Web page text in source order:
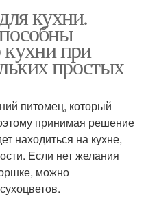
кухни.
кухни при
простых
питомец, который
принимая решение
находиться на кухне,
Если нет желания
можно